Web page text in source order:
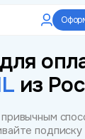
из
подписку